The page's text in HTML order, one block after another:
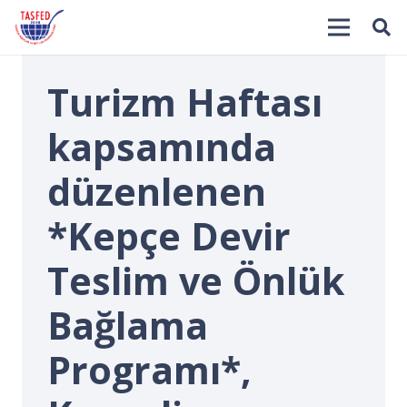
Turizm Haftası
kapsamında
düzenlenen
*Kepçe Devir
Teslim ve Önlük
Bağlama
Programı*,